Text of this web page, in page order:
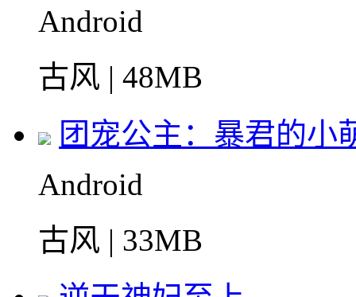
Android
古风 | 48MB
团宠公主：暴君的小
Android
古风 | 33MB